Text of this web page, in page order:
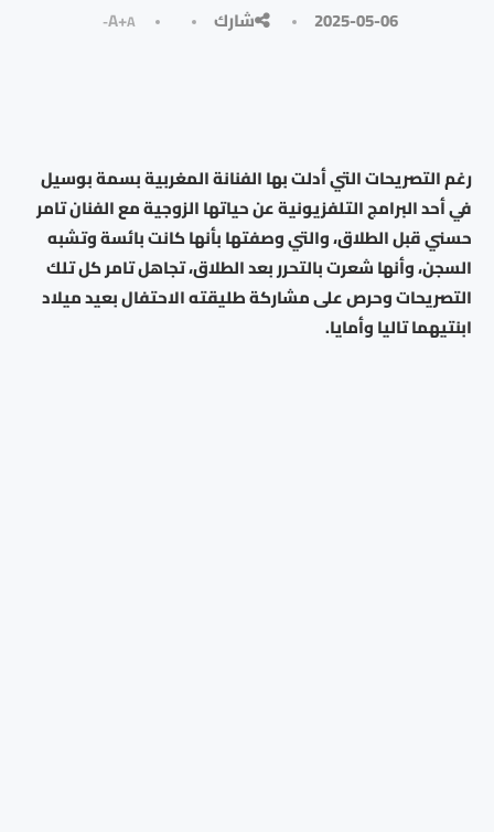
2025-05-06 شارك A+A-
رغم التصريحات التي أدلت بها الفنانة المغربية بسمة بوسيل
في أحد البرامج التلفزيونية عن حياتها الزوجية مع الفنان تامر
حسني قبل الطلاق، والتي وصفتها بأنها كانت بائسة وتشبه
السجن، وأنها شعرت بالتحرر بعد الطلاق، تجاهل تامر كل تلك
التصريحات وحرص على مشاركة طليقته الاحتفال بعيد ميلاد
ابنتيهما تاليا وأمايا.